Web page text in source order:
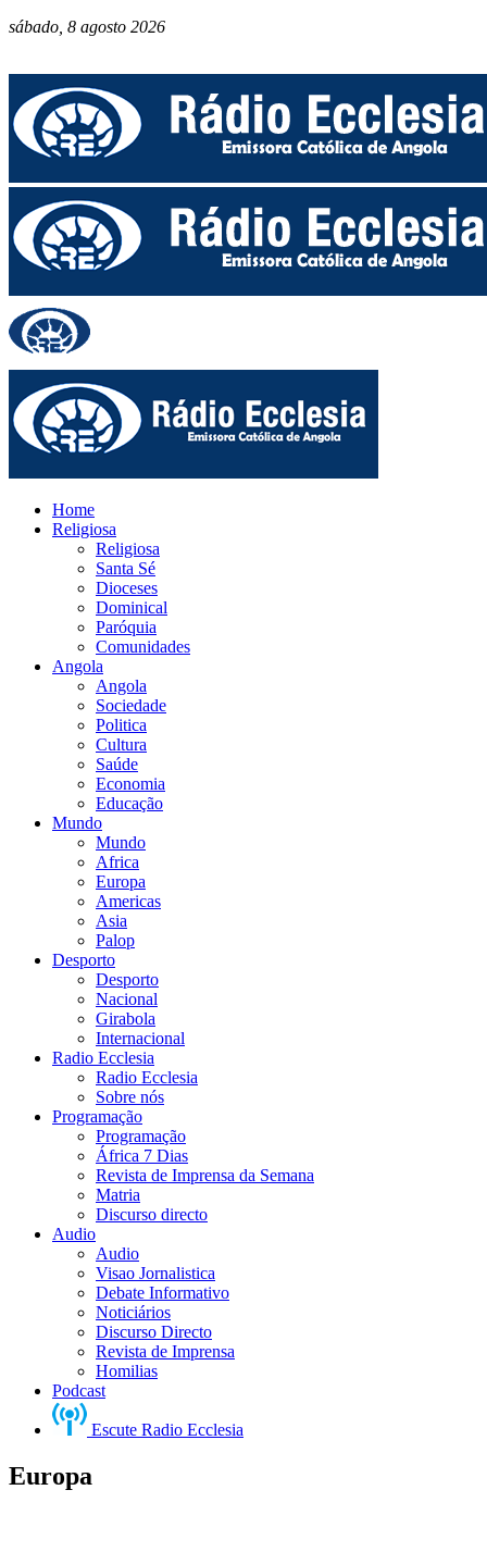
sábado, 8 agosto 2026
Home
Religiosa
Religiosa
Santa Sé
Dioceses
Dominical
Paróquia
Comunidades
Angola
Angola
Sociedade
Politica
Cultura
Saúde
Economia
Educação
Mundo
Mundo
Africa
Europa
Americas
Asia
Palop
Desporto
Desporto
Nacional
Girabola
Internacional
Radio Ecclesia
Radio Ecclesia
Sobre nós
Programação
Programação
África 7 Dias
Revista de Imprensa da Semana
Matria
Discurso directo
Audio
Audio
Visao Jornalistica
Debate Informativo
Noticiários
Discurso Directo
Revista de Imprensa
Homilias
Podcast
Escute Radio Ecclesia
Europa